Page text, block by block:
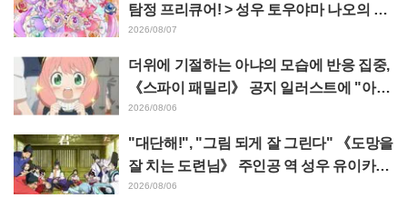
탐정 프리큐어! > 성우 토우야마 나오의 드
림 스테이지 관람 보고에 "W 아르카나다"
반응
2026/08/07
더위에 기절하는 아냐의 모습에 반응 집중,
《스파이 패밀리》 공지 일러스트에 "아냐
가 녹고 있다"
2026/08/06
"대단해!", "그림 되게 잘 그린다" 《도망을
잘 치는 도련님》 주인공 역 성우 유이카와
아사키의 제13화 ED 일러스트에 찬사 속
2026/08/06